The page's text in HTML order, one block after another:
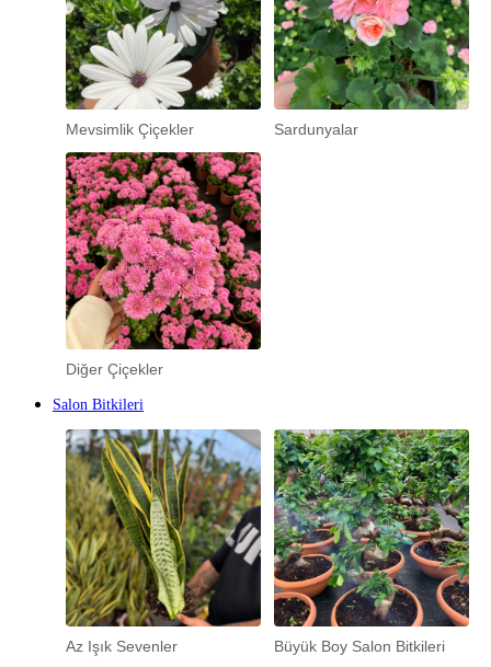
Mevsimlik Çiçekler Sardunyalar
Diğer Çiçekler
Salon Bitkileri
Az Işık Sevenler Büyük Boy Salon Bitkileri